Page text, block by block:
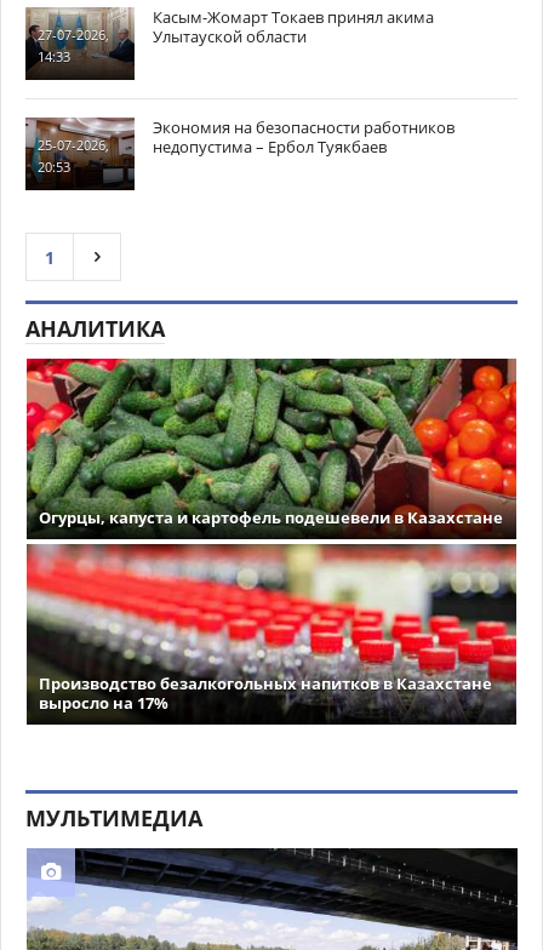
27-07-2026,
14:33
Касым-Жомарт Токаев принял акима
Улытауской области
25-07-2026,
20:53
Экономия на безопасности работников
недопустима – Ербол Туякбаев
1
АНАЛИТИКА
Огурцы, капуста и картофель подешевели в Казахстане
Производство безалкогольных напитков в Казахстане
выросло на 17%
МУЛЬТИМЕДИА